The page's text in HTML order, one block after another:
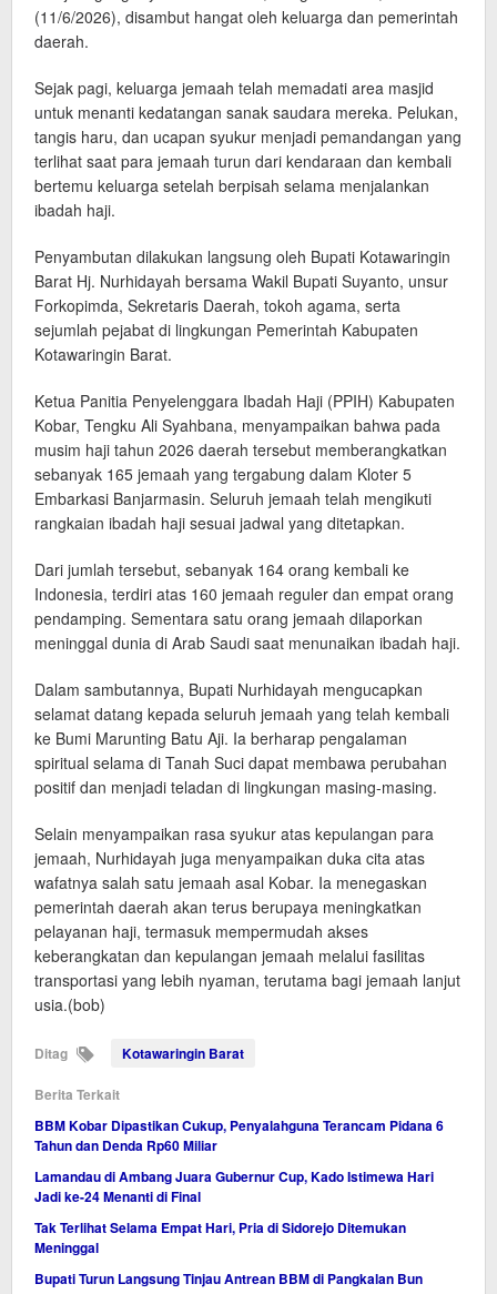
(11/6/2026), disambut hangat oleh keluarga dan pemerintah
daerah.
Sejak pagi, keluarga jemaah telah memadati area masjid
untuk menanti kedatangan sanak saudara mereka. Pelukan,
tangis haru, dan ucapan syukur menjadi pemandangan yang
terlihat saat para jemaah turun dari kendaraan dan kembali
bertemu keluarga setelah berpisah selama menjalankan
ibadah haji.
Penyambutan dilakukan langsung oleh Bupati Kotawaringin
Barat Hj. Nurhidayah bersama Wakil Bupati Suyanto, unsur
Forkopimda, Sekretaris Daerah, tokoh agama, serta
sejumlah pejabat di lingkungan Pemerintah Kabupaten
Kotawaringin Barat.
Ketua Panitia Penyelenggara Ibadah Haji (PPIH) Kabupaten
Kobar, Tengku Ali Syahbana, menyampaikan bahwa pada
musim haji tahun 2026 daerah tersebut memberangkatkan
sebanyak 165 jemaah yang tergabung dalam Kloter 5
Embarkasi Banjarmasin. Seluruh jemaah telah mengikuti
rangkaian ibadah haji sesuai jadwal yang ditetapkan.
Dari jumlah tersebut, sebanyak 164 orang kembali ke
Indonesia, terdiri atas 160 jemaah reguler dan empat orang
pendamping. Sementara satu orang jemaah dilaporkan
meninggal dunia di Arab Saudi saat menunaikan ibadah haji.
Dalam sambutannya, Bupati Nurhidayah mengucapkan
selamat datang kepada seluruh jemaah yang telah kembali
ke Bumi Marunting Batu Aji. Ia berharap pengalaman
spiritual selama di Tanah Suci dapat membawa perubahan
positif dan menjadi teladan di lingkungan masing-masing.
Selain menyampaikan rasa syukur atas kepulangan para
jemaah, Nurhidayah juga menyampaikan duka cita atas
wafatnya salah satu jemaah asal Kobar. Ia menegaskan
pemerintah daerah akan terus berupaya meningkatkan
pelayanan haji, termasuk mempermudah akses
keberangkatan dan kepulangan jemaah melalui fasilitas
transportasi yang lebih nyaman, terutama bagi jemaah lanjut
usia.(bob)
Ditag Kotawaringin Barat
Berita Terkait
BBM Kobar Dipastikan Cukup, Penyalahguna Terancam Pidana 6
Tahun dan Denda Rp60 Miliar
Lamandau di Ambang Juara Gubernur Cup, Kado Istimewa Hari
Jadi ke-24 Menanti di Final
Tak Terlihat Selama Empat Hari, Pria di Sidorejo Ditemukan
Meninggal
Bupati Turun Langsung Tinjau Antrean BBM di Pangkalan Bun